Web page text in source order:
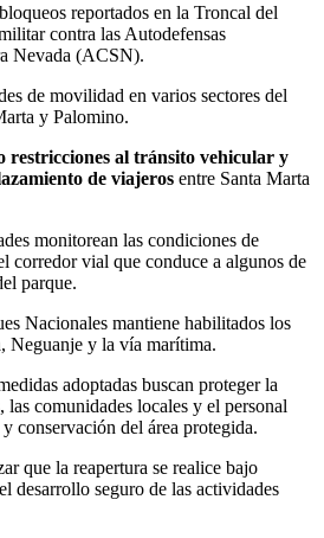
reportados en la Troncal del
contra las Autodefensas
Nevada (ACSN).
de movilidad en varios sectores del
y Palomino.
restricciones al tránsito vehicular y
de viajeros entre Santa Marta
monitorean las condiciones de
corredor vial que conduce a algunos de
parque.
Nacionales mantiene habilitados los
Neguanje y la vía marítima.
adoptadas buscan proteger la
comunidades locales y el personal
conservación del área protegida.
que la reapertura se realice bajo
desarrollo seguro de las actividades